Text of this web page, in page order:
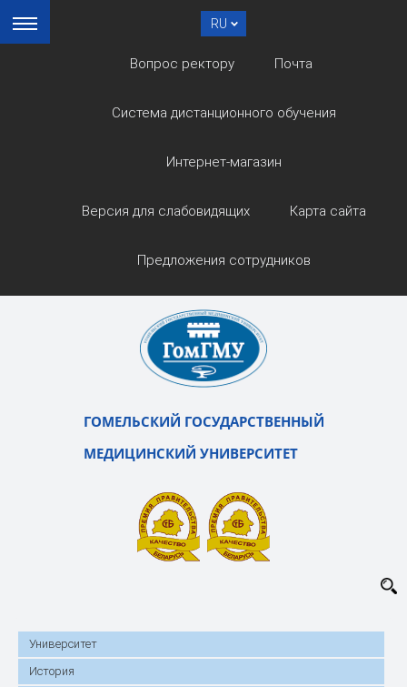
RU
Вопрос ректору Почта
Система дистанционного обучения
Интернет-магазин
Версия для слабовидящих Карта сайта
Предложения сотрудников
ГОМЕЛЬСКИЙ ГОСУДАРСТВЕННЫЙ
МЕДИЦИНСКИЙ УНИВЕРСИТЕТ
Университет
История